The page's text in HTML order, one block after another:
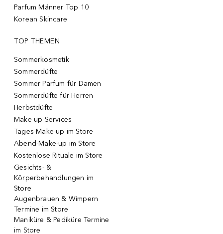
Parfum Männer Top 10
Korean Skincare
TOP THEMEN
Sommerkosmetik
Sommerdüfte
Sommer Parfum für Damen
Sommerdüfte für Herren
Herbstdüfte
Make-up-Services
Tages-Make-up im Store
Abend-Make-up im Store
Kostenlose Rituale im Store
Gesichts- &
Körperbehandlungen im
Store
Augenbrauen & Wimpern
Termine im Store
Maniküre & Pediküre Termine
im Store